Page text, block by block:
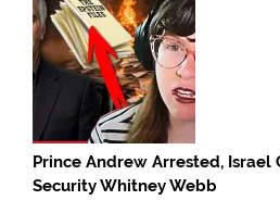
Prince Andrew Arrested, Israel
Security Whitney Webb